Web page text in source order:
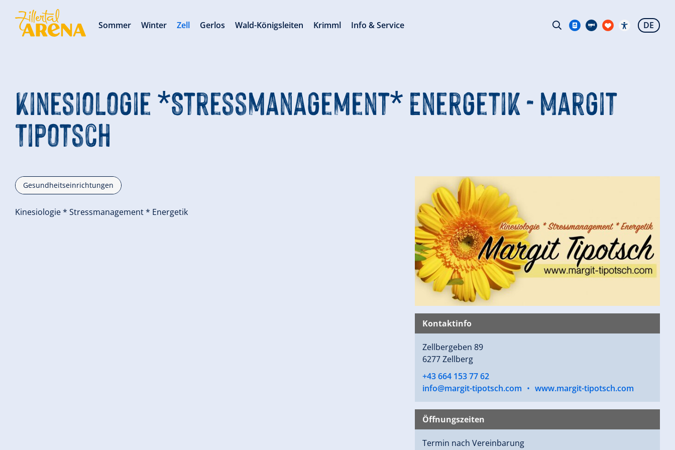
Kinesiologie *Stressmanagement* Energetik - Margit
Tipotsch
Gesundheitseinrichtungen
Kinesiologie * Stressmanagement * Energetik
Kontaktinfo
Zellbergeben 89
6277 Zellberg
+43 664 153 77 62
info@margit-tipotsch.com • www.margit-tipotsch.com
Öffnungszeiten
Termin nach Vereinbarung
Sommer Winter Zell Gerlos Wald-Königsleiten Krimml Info & Service DE